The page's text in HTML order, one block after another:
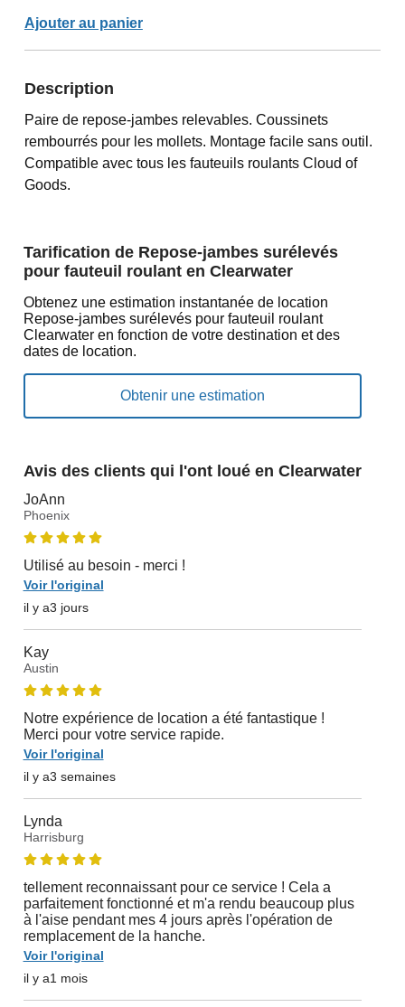
Ajouter au panier
Description
Paire de repose-jambes relevables. Coussinets
rembourrés pour les mollets. Montage facile sans outil.
Compatible avec tous les fauteuils roulants Cloud of
Goods.
Tarification de Repose-jambes surélevés
pour fauteuil roulant en Clearwater
Obtenez une estimation instantanée de location
Repose-jambes surélevés pour fauteuil roulant
Clearwater en fonction de votre destination et des
dates de location.
Avis des clients qui l'ont loué en Clearwater
JoAnn
Phoenix
Utilisé au besoin - merci !
Voir l'original
il y a3 jours
Kay
Austin
Notre expérience de location a été fantastique !
Merci pour votre service rapide.
Voir l'original
il y a3 semaines
Lynda
Harrisburg
tellement reconnaissant pour ce service ! Cela a
parfaitement fonctionné et m'a rendu beaucoup plus
à l'aise pendant mes 4 jours après l'opération de
remplacement de la hanche.
Voir l'original
il y a1 mois